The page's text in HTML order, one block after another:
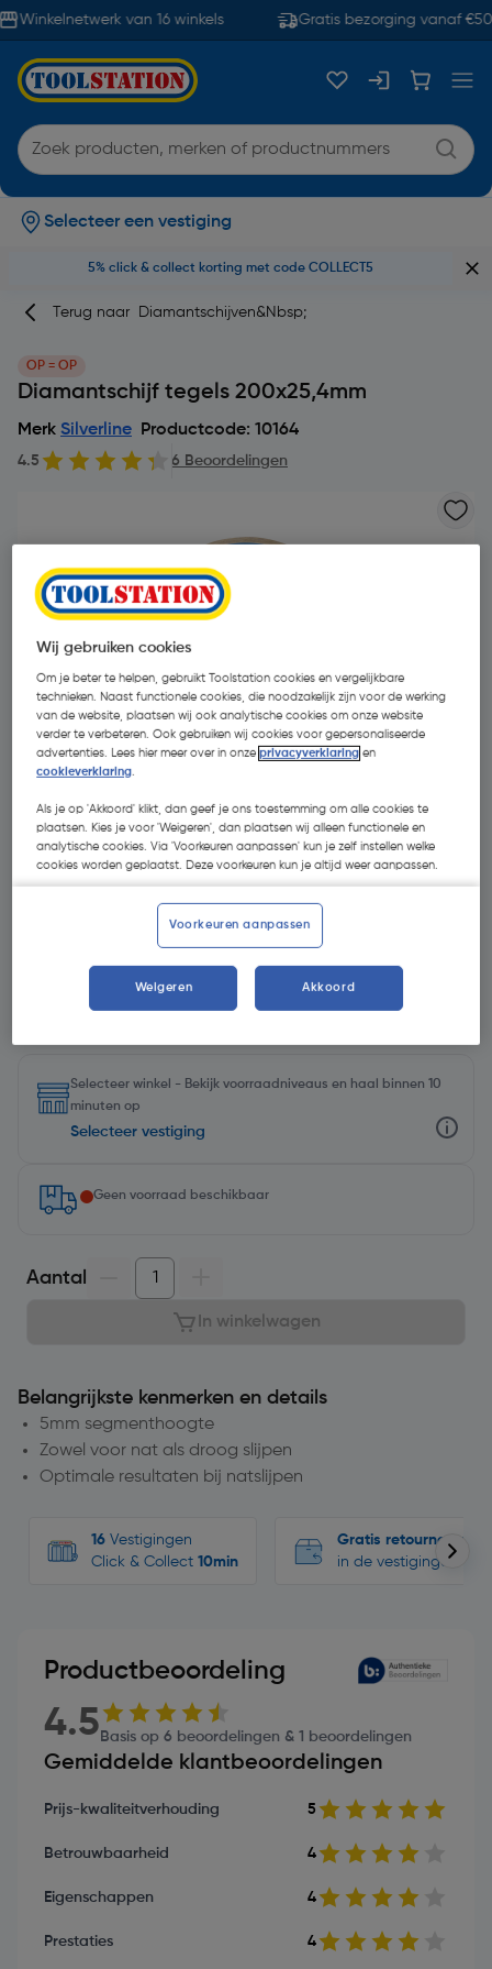
Winkelnetwerk van 16 winkels Gratis bezorging vanaf €50
Selecteer een vestiging
5% click & collect korting met code COLLECT5
Terug naar Diamantschijven&nbsp;
OP = OP
Diamantschijf tegels 200x25,4mm
Merk Silverline Productcode: 10164
4.5 6 Beoordelingen
€ 7,14 | Excl. btw € 5,90
Kies productvariant(1)
Selecteer winkel - Bekijk voorraadniveaus en haal binnen 10
minuten op
Selecteer vestiging
Geen voorraad beschikbaar
Aantal
In winkelwagen
Belangrijkste kenmerken en details
5mm segmenthoogte
Zowel voor nat als droog slijpen
Optimale resultaten bij natslijpen
16 Vestigingen
Click & Collect 10min
Gratis retourneren
in de vestigingen
Productbeoordeling
4.5 Basis op 6 beoordelingen & 1 beoordelingen
Gemiddelde klantbeoordelingen
Prijs-kwaliteitverhouding 5
Betrouwbaarheid 4
Eigenschappen 4
Prestaties 4
Wij gebruiken cookies
Om je beter te helpen, gebruikt Toolstation cookies en vergelijkbare
technieken. Naast functionele cookies, die noodzakelijk zijn voor de werking
van de website, plaatsen wij ook analytische cookies om onze website
verder te verbeteren. Ook gebruiken wij cookies voor gepersonaliseerde
advertenties. Lees hier meer over in onzeprivacyverklaring en
cookieverklaring.
Als je op 'Akkoord' klikt, dan geef je ons toestemming om alle cookies te
plaatsen. Kies je voor 'Weigeren', dan plaatsen wij alleen functionele en
analytische cookies. Via 'Voorkeuren aanpassen' kun je zelf instellen welke
cookies worden geplaatst. Deze voorkeuren kun je altijd weer aanpassen.
Voorkeuren aanpassen
Weigeren Akkoord